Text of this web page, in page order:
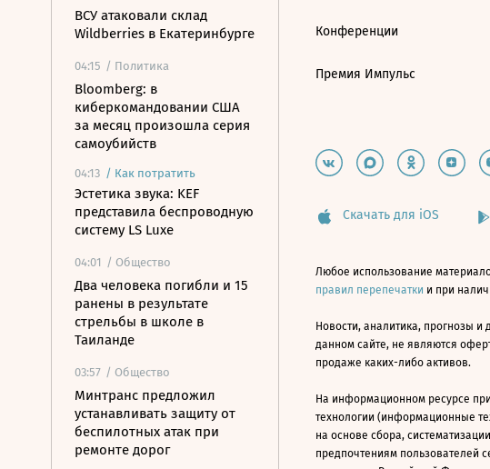
ВСУ атаковали склад
Wildberries в Екатеринбурге
04:15 / Политика
Bloomberg: в
киберкомандовании США
за месяц произошла серия
самоубийств
04:13 / Как потратить
Эстетика звука: KEF
представила беспроводную
систему LS Luxe
04:01 / Общество
Два человека погибли и 15
ранены в результате
стрельбы в школе в
Таиланде
03:57 / Общество
Минтранс предложил
устанавливать защиту от
беспилотных атак при
ремонте дорог
Конференции
Премия Импульс
Скачать для iOS
Любое использование
правил перепечатки и при
Новости, аналитика, прогнозы
данном сайте, не являются
продаже каких-либо активов.
На информационном ресурсе
технологии (информационные
на основе сбора,
предпочтениям пользователей